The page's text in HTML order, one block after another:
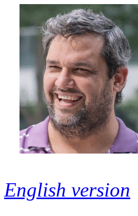
English version